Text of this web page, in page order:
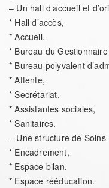
– Un hall d’accueil et
* Hall d’accès,
* Accueil,
* Bureau du
* Bureau polyvalent
* Attente,
* Secrétariat,
* Assistantes sociales,
* Sanitaires.
– Une structure de
* Encadrement,
* Espace bilan,
* Espace rééducation.